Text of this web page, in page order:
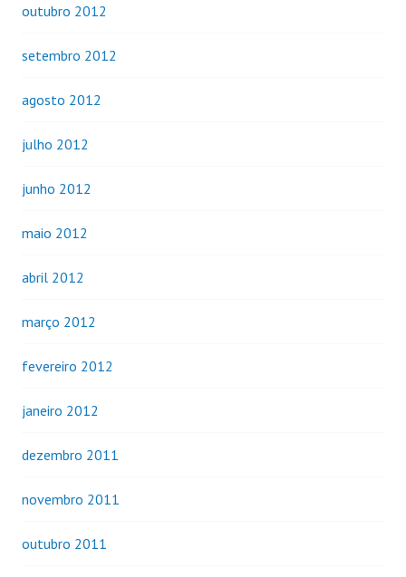
outubro 2012
setembro 2012
agosto 2012
julho 2012
junho 2012
maio 2012
abril 2012
março 2012
fevereiro 2012
janeiro 2012
dezembro 2011
novembro 2011
outubro 2011